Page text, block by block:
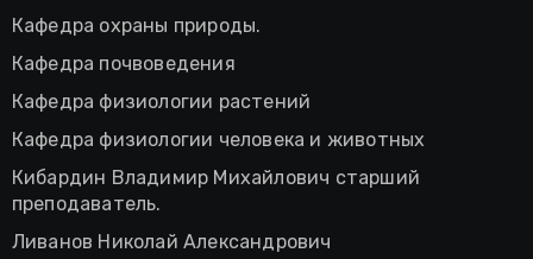
Кафедра охраны природы.
Кафедра почвоведения
Кафедра физиологии растений
Кафедра физиологии человека и животных
Кибардин Владимир Михайлович старший
преподаватель.
Ливанов Николай Александрович